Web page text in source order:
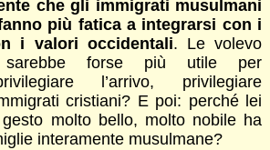
che gli immigrati musulmani
più fatica a integrarsi con i
i valori occidentali. Le volevo
sarebbe forse più utile per
l’arrivo, privilegiare
cristiani? E poi: perché lei
molto bello, molto nobile ha
interamente musulmane?